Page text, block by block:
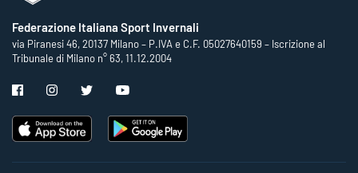
Federazione Italiana Sport Invernali
via Piranesi 46, 20137 Milano – P.IVA e C.F. 05027640159 – Iscrizione al
Tribunale di Milano n° 63, 11.12.2004